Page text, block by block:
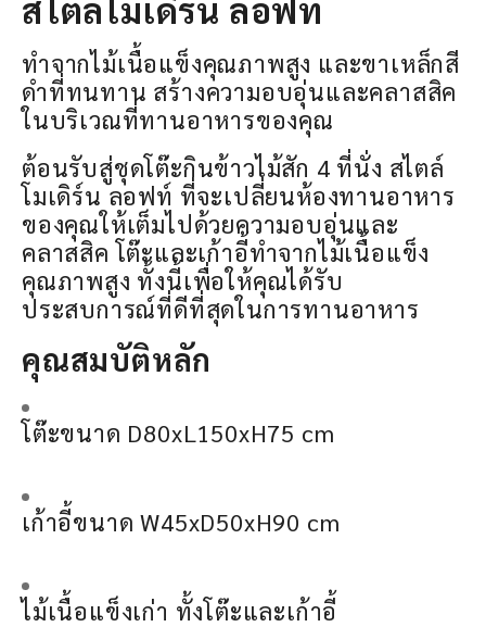
ทำจากไม้เนื้อแข็งคุณภาพสูง และขาเหล็กสี
ดำที่ทนทาน สร้างความอบอุ่นและคลาสสิค
ในบริเวณที่ทานอาหารของคุณ
ต้อนรับสู่ชุดโต๊ะกินข้าวไม้สัก 4 ที่นั่ง สไตล์
โมเดิร์น ลอฟท์ ที่จะเปลี่ยนห้องทานอาหาร
ของคุณให้เต็มไปด้วยความอบอุ่นและ
คลาสสิค โต๊ะและเก้าอี้ทำจากไม้เนื้อแข็ง
คุณภาพสูง ทั้งนี้เพื่อให้คุณได้รับ
ประสบการณ์ที่ดีที่สุดในการทานอาหาร
คุณสมบัติหลัก
โต๊ะขนาด D80xL150xH75 cm
เก้าอี้ขนาด W45xD50xH90 cm
ไม้เนื้อแข็งเก่า ทั้งโต๊ะและเก้าอี้